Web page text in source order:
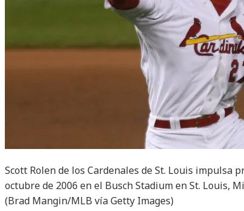
Scott Rolen de los Cardenales de St. Louis impulsa
octubre de 2006 en el Busch Stadium en St. Louis,
(Brad Mangin/MLB vía Getty Images)